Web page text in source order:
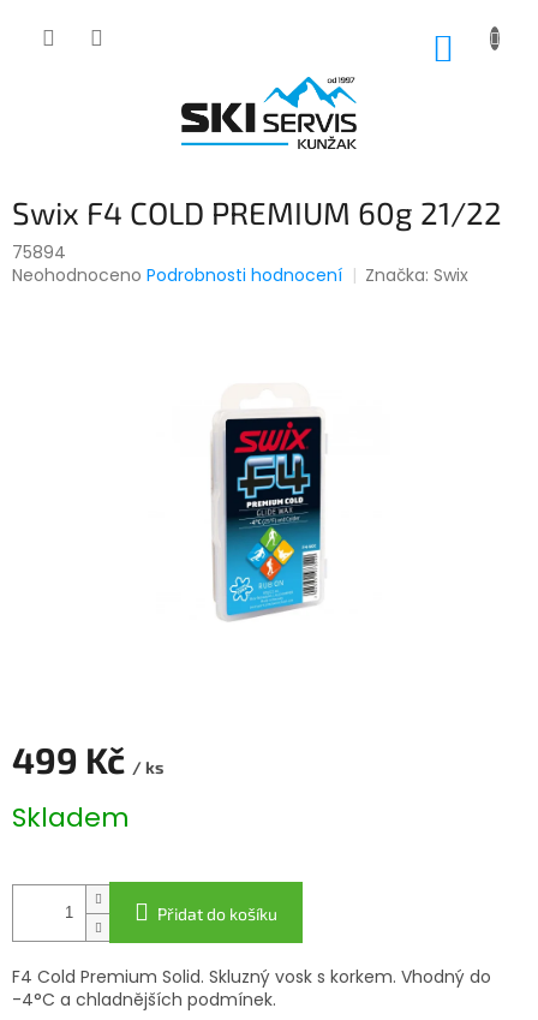
Swix F4 COLD PREMIUM 60g 21/22
75894
Průměrné
Neohodnoceno Podrobnosti hodnocení Značka:Swix
499 Kč / ks
cena:
Skladem
Přidat do košíku
F4 Cold Premium Solid. Skluzný vosk s korkem. Vhodný do
-4°C a chladnějších podmínek.